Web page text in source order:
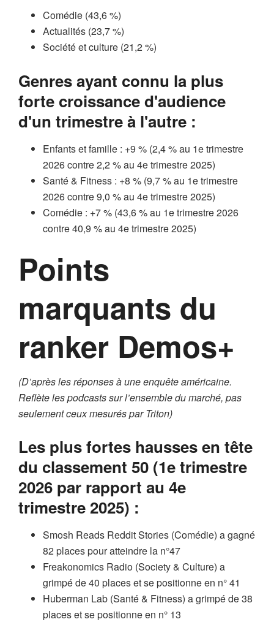
Comédie (43,6 %)
Actualités (23,7 %)
Société et culture (21,2 %)
Genres ayant connu la plus
forte croissance d'audience
d'un trimestre à l'autre :
Enfants et famille : +9 % (2,4 % au 1e trimestre
2026 contre 2,2 % au 4e trimestre 2025)
Santé & Fitness : +8 % (9,7 % au 1e trimestre
2026 contre 9,0 % au 4e trimestre 2025)
Comédie : +7 % (43,6 % au 1e trimestre 2026
contre 40,9 % au 4e trimestre 2025)
Points
marquants du
ranker Demos+
(D’après les réponses à une enquête américaine.
Reflète les podcasts sur l’ensemble du marché, pas
seulement ceux mesurés par Triton)
Les plus fortes hausses en tête
du classement 50 (1e trimestre
2026 par rapport au 4e
trimestre 2025) :
Smosh Reads Reddit Stories (Comédie) a gagné
82 places pour atteindre la n°47
Freakonomics Radio (Society & Culture) a
grimpé de 40 places et se positionne en n° 41
Huberman Lab (Santé & Fitness) a grimpé de 38
places et se positionne en n° 13